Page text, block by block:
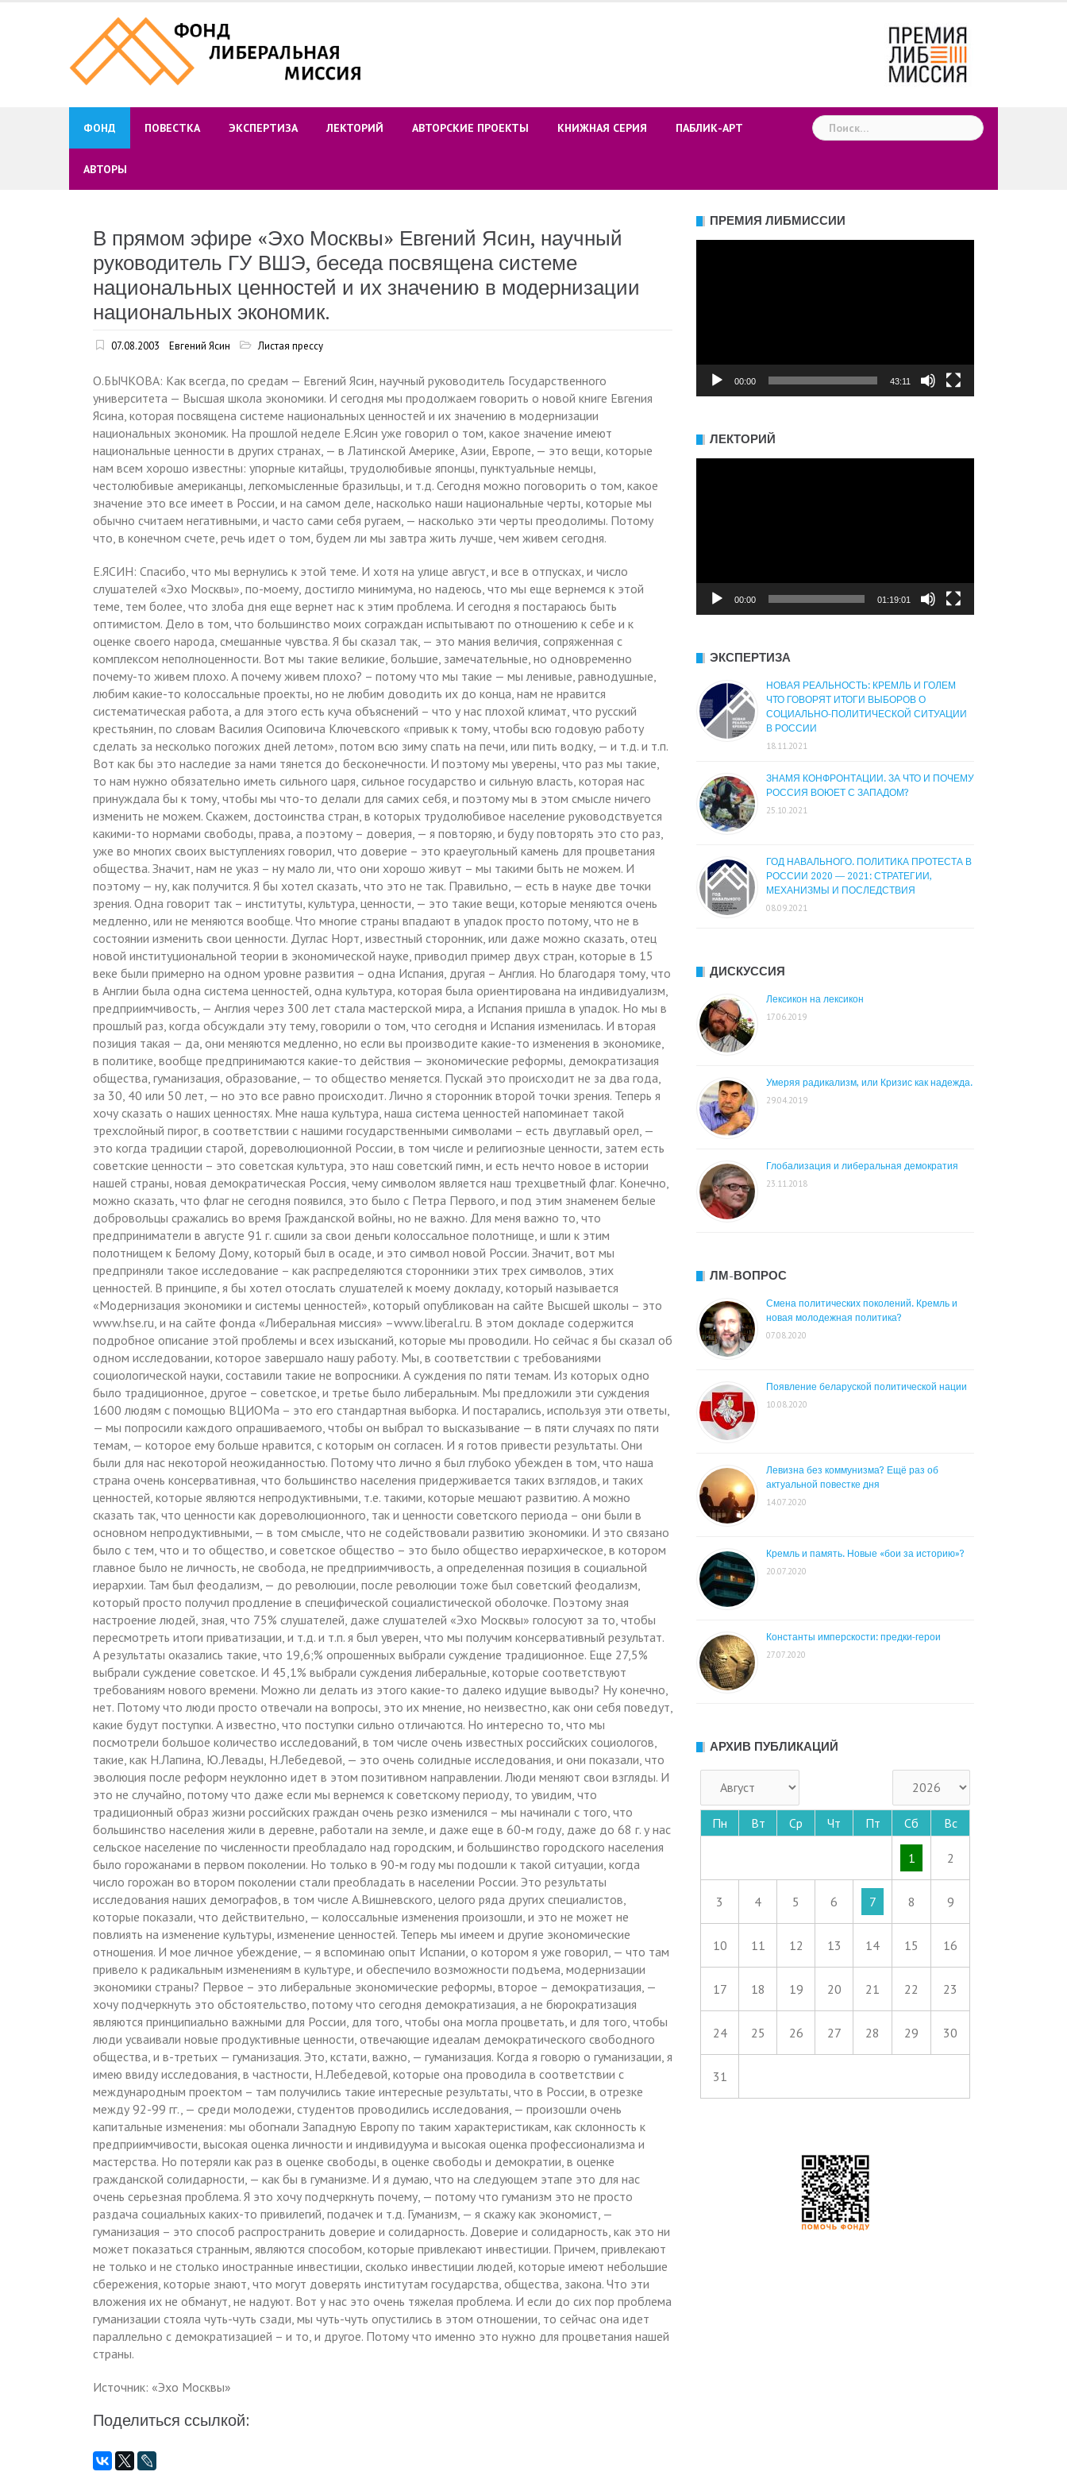
ФОНД ПОВЕСТКА ЭКСПЕРТИЗА ЛЕКТОРИЙ АВТОРСКИЕ ПРОЕКТЫ КНИЖНАЯ СЕРИЯ ПАБЛИК-АРТ
АВТОРЫ
Найти:
В прямом эфире «Эхо Москвы» Евгений Ясин, научный
руководитель ГУ ВШЭ, беседа посвящена системе
национальных ценностей и их значению в модернизации
национальных экономик.
07.08.2003 Евгений Ясин Листая прессу
О.БЫЧКОВА: Как всегда, по средам — Евгений Ясин, научный руководитель Государственного
университета — Высшая школа экономики. И сегодня мы продолжаем говорить о новой книге Евгения
Ясина, которая посвящена системе национальных ценностей и их значению в модернизации
национальных экономик. На прошлой неделе Е.Ясин уже говорил о том, какое значение имеют
национальные ценности в других странах, — в Латинской Америке, Азии, Европе, — это вещи, которые
нам всем хорошо известны: упорные китайцы, трудолюбивые японцы, пунктуальные немцы,
честолюбивые американцы, легкомысленные бразильцы, и т.д. Сегодня можно поговорить о том, какое
значение это все имеет в России, и на самом деле, насколько наши национальные черты, которые мы
обычно считаем негативными, и часто сами себя ругаем, — насколько эти черты преодолимы. Потому
что, в конечном счете, речь идет о том, будем ли мы завтра жить лучше, чем живем сегодня.
Е.ЯСИН: Спасибо, что мы вернулись к этой теме. И хотя на улице август, и все в отпусках, и число
слушателей «Эхо Москвы», по-моему, достигло минимума, но надеюсь, что мы еще вернемся к этой
теме, тем более, что злоба дня еще вернет нас к этим проблема. И сегодня я постараюсь быть
оптимистом. Дело в том, что большинство моих сограждан испытывают по отношению к себе и к
оценке своего народа, смешанные чувства. Я бы сказал так, — это мания величия, сопряженная с
комплексом неполноценности. Вот мы такие великие, большие, замечательные, но одновременно
почему-то живем плохо. А почему живем плохо? – потому что мы такие — мы ленивые, равнодушные,
любим какие-то колоссальные проекты, но не любим доводить их до конца, нам не нравится
систематическая работа, а для этого есть куча объяснений – что у нас плохой климат, что русский
крестьянин, по словам Василия Осиповича Ключевского «привык к тому, чтобы всю годовую работу
сделать за несколько погожих дней летом», потом всю зиму спать на печи, или пить водку, — и т.д. и т.п.
Вот как бы это наследие за нами тянется до бесконечности. И поэтому мы уверены, что раз мы такие,
то нам нужно обязательно иметь сильного царя, сильное государство и сильную власть, которая нас
принуждала бы к тому, чтобы мы что-то делали для самих себя, и поэтому мы в этом смысле ничего
изменить не можем. Скажем, достоинства стран, в которых трудолюбивое население руководствуется
какими-то нормами свободы, права, а поэтому – доверия, — я повторяю, и буду повторять это сто раз,
уже во многих своих выступлениях говорил, что доверие – это краеугольный камень для процветания
общества. Значит, нам не указ – ну мало ли, что они хорошо живут – мы такими быть не можем. И
поэтому — ну, как получится. Я бы хотел сказать, что это не так. Правильно, — есть в науке две точки
зрения. Одна говорит так – институты, культура, ценности, — это такие вещи, которые меняются очень
медленно, или не меняются вообще. Что многие страны впадают в упадок просто потому, что не в
состоянии изменить свои ценности. Дуглас Норт, известный сторонник, или даже можно сказать, отец
новой институциональной теории в экономической науке, приводил пример двух стран, которые в 15
веке были примерно на одном уровне развития – одна Испания, другая – Англия. Но благодаря тому, что
в Англии была одна система ценностей, одна культура, которая была ориентирована на индивидуализм,
предприимчивость, — Англия через 300 лет стала мастерской мира, а Испания пришла в упадок. Но мы в
прошлый раз, когда обсуждали эту тему, говорили о том, что сегодня и Испания изменилась. И вторая
позиция такая — да, они меняются медленно, но если вы производите какие-то изменения в экономике,
в политике, вообще предпринимаются какие-то действия — экономические реформы, демократизация
общества, гуманизация, образование, — то общество меняется. Пускай это происходит не за два года,
за 30, 40 или 50 лет, — но это все равно происходит. Лично я сторонник второй точки зрения. Теперь я
хочу сказать о наших ценностях. Мне наша культура, наша система ценностей напоминает такой
трехслойный пирог, в соответствии с нашими государственными символами – есть двуглавый орел, —
это когда традиции старой, дореволюционной России, в том числе и религиозные ценности, затем есть
советские ценности – это советская культура, это наш советский гимн, и есть нечто новое в истории
нашей страны, новая демократическая Россия, чему символом является наш трехцветный флаг. Конечно,
можно сказать, что флаг не сегодня появился, это было с Петра Первого, и под этим знаменем белые
добровольцы сражались во время Гражданской войны, но не важно. Для меня важно то, что
предприниматели в августе 91 г. сшили за свои деньги колоссальное полотнище, и шли к этим
полотнищем к Белому Дому, который был в осаде, и это символ новой России. Значит, вот мы
предприняли такое исследование – как распределяются сторонники этих трех символов, этих
ценностей. В принципе, я бы хотел отослать слушателей к моему докладу, который называется
«Модернизация экономики и системы ценностей», который опубликован на сайте Высшей школы – это
www.hse.ru, и на сайте фонда «Либеральная миссия» –www.liberal.ru. В этом докладе содержится
подробное описание этой проблемы и всех изысканий, которые мы проводили. Но сейчас я бы сказал об
одном исследовании, которое завершало нашу работу. Мы, в соответствии с требованиями
социологической науки, составили такие не вопросники. А суждения по пяти темам. Из которых одно
было традиционное, другое – советское, и третье было либеральным. Мы предложили эти суждения
1600 людям с помощью ВЦИОМа – это его стандартная выборка. И постарались, используя эти ответы,
— мы попросили каждого опрашиваемого, чтобы он выбрал то высказывание — в пяти случаях по пяти
темам, — которое ему больше нравится, с которым он согласен. И я готов привести результаты. Они
были для нас некоторой неожиданностью. Потому что лично я был глубоко убежден в том, что наша
страна очень консервативная, что большинство населения придерживается таких взглядов, и таких
ценностей, которые являются непродуктивными, т.е. такими, которые мешают развитию. А можно
сказать так, что ценности как дореволюционного, так и ценности советского периода – они были в
основном непродуктивными, — в том смысле, что не содействовали развитию экономики. И это связано
было с тем, что и то общество, и советское общество – это было общество иерархическое, в котором
главное было не личность, не свобода, не предприимчивость, а определенная позиция в социальной
иерархии. Там был феодализм, — до революции, после революции тоже был советский феодализм,
который просто получил продление в специфической социалистической оболочке. Поэтому зная
настроение людей, зная, что 75% слушателей, даже слушателей «Эхо Москвы» голосуют за то, чтобы
пересмотреть итоги приватизации, и т.д. и т.п. я был уверен, что мы получим консервативный результат.
А результаты оказались такие, что 19,6;% опрошенных выбрали суждение традиционное. Еще 27,5%
выбрали суждение советское. И 45,1% выбрали суждения либеральные, которые соответствуют
требованиям нового времени. Можно ли делать из этого какие-то далеко идущие выводы? Ну конечно,
нет. Потому что люди просто отвечали на вопросы, это их мнение, но неизвестно, как они себя поведут,
какие будут поступки. А известно, что поступки сильно отличаются. Но интересно то, что мы
посмотрели большое количество исследований, в том числе очень известных российских социологов,
такие, как Н.Лапина, Ю.Левады, Н.Лебедевой, — это очень солидные исследования, и они показали, что
эволюция после реформ неуклонно идет в этом позитивном направлении. Люди меняют свои взгляды. И
это не случайно, потому что даже если мы вернемся к советскому периоду, то увидим, что
традиционный образ жизни российских граждан очень резко изменился – мы начинали с того, что
большинство населения жили в деревне, работали на земле, и даже еще в 60-м году, даже до 68 г. у нас
сельское население по численности преобладало над городским, и большинство городского населения
было горожанами в первом поколении. Но только в 90-м году мы подошли к такой ситуации, когда
число горожан во втором поколении стали преобладать в населении России. Это результаты
исследования наших демографов, в том числе А.Вишневского, целого ряда других специалистов,
которые показали, что действительно, — колоссальные изменения произошли, и это не может не
повлиять на изменение культуры, изменение ценностей. Теперь мы имеем и другие экономические
отношения. И мое личное убеждение, — я вспоминаю опыт Испании, о котором я уже говорил, — что там
привело к радикальным изменениям в культуре, и обеспечило возможности подъема, модернизации
экономики страны? Первое – это либеральные экономические реформы, второе – демократизация, —
хочу подчеркнуть это обстоятельство, потому что сегодня демократизация, а не бюрократизация
являются принципиально важными для России, для того, чтобы она могла процветать, и для того, чтобы
люди усваивали новые продуктивные ценности, отвечающие идеалам демократического свободного
общества, и в-третьих — гуманизация. Это, кстати, важно, — гуманизация. Когда я говорю о гуманизации, я
имею ввиду исследования, в частности, Н.Лебедевой, которые она проводила в соответствии с
международным проектом – там получились такие интересные результаты, что в России, в отрезке
между 92-99 гг., — среди молодежи, студентов проводились исследования, — произошли очень
капитальные изменения: мы обогнали Западную Европу по таким характеристикам, как склонность к
предприимчивости, высокая оценка личности и индивидуума и высокая оценка профессионализма и
мастерства. Но потеряли как раз в оценке свободы, в оценке свободы и демократии, в оценке
гражданской солидарности, — как бы в гуманизме. И я думаю, что на следующем этапе это для нас
очень серьезная проблема. Я это хочу подчеркнуть почему, — потому что гуманизм это не просто
раздача социальных каких-то привилегий, подачек и т.д. Гуманизм, — я скажу как экономист, —
гуманизация – это способ распространить доверие и солидарность. Доверие и солидарность, как это ни
может показаться странным, являются способом, которые привлекают инвестиции. Причем, привлекают
не только и не столько иностранные инвестиции, сколько инвестиции людей, которые имеют небольшие
сбережения, которые знают, что могут доверять институтам государства, общества, закона. Что эти
вложения их не обманут, не надуют. Вот у нас это очень тяжелая проблема. И если до сих пор проблема
гуманизации стояла чуть-чуть сзади, мы чуть-чуть опустились в этом отношении, то сейчас она идет
параллельно с демократизацией – и то, и другое. Потому что именно это нужно для процветания нашей
страны.
Источник: «Эхо Москвы»
Поделиться ссылкой:
ПРЕМИЯ ЛИБМИССИИ
00:00 43:11
ЛЕКТОРИЙ
00:00 01:19:01
ЭКСПЕРТИЗА
НОВАЯ РЕАЛЬНОСТЬ: КРЕМЛЬ И ГОЛЕМ
ЧТО ГОВОРЯТ ИТОГИ ВЫБОРОВ О
СОЦИАЛЬНО-ПОЛИТИЧЕСКОЙ СИТУАЦИИ
В РОССИИ
18.11.2021
ЗНАМЯ КОНФРОНТАЦИИ. ЗА ЧТО И ПОЧЕМУ
РОССИЯ ВОЮЕТ С ЗАПАДОМ?
25.10.2021
ГОД НАВАЛЬНОГО. ПОЛИТИКА ПРОТЕСТА В
РОССИИ 2020 — 2021: СТРАТЕГИИ,
МЕХАНИЗМЫ И ПОСЛЕДСТВИЯ
08.09.2021
ДИСКУССИЯ
Лексикон на лексикон
17.06.2019
Умеряя радикализм, или Кризис как надежда.
29.04.2019
Глобализация и либеральная демократия
23.11.2018
ЛМ-ВОПРОС
Смена политических поколений. Кремль и
новая молодежная политика?
07.08.2020
Появление беларуской политической нации
10.08.2020
Левизна без коммунизма? Ещё раз об
актуальной повестке дня
14.07.2020
Кремль и память. Новые «бои за историю»?
20.07.2020
Константы имперскости: предки-герои
27.07.2020
АРХИВ ПУБЛИКАЦИЙ
Пн Вт Ср Чт Пт Сб Вс
1 2
3 4 5 6 7 8 9
10 11 12 13 14 15 16
17 18 19 20 21 22 23
24 25 26 27 28 29 30
31